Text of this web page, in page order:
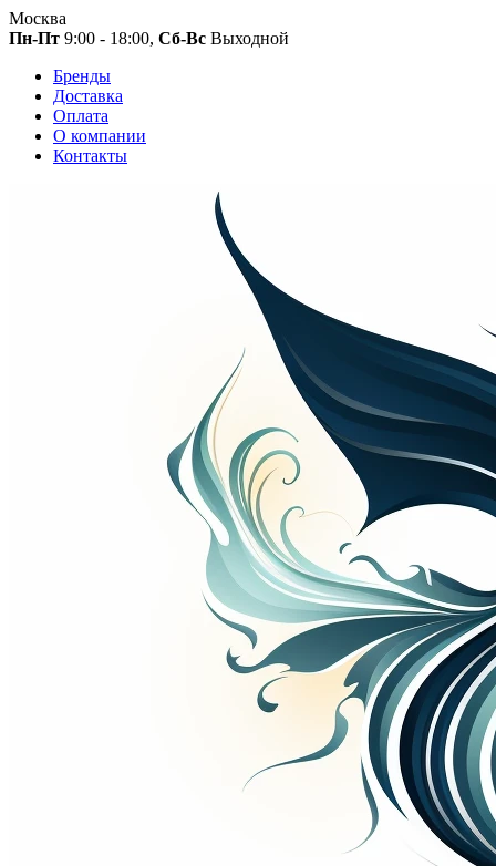
Москва
Пн-Пт 9:00 - 18:00, Сб-Вс Выходной
Бренды
Доставка
Оплата
О компании
Контакты